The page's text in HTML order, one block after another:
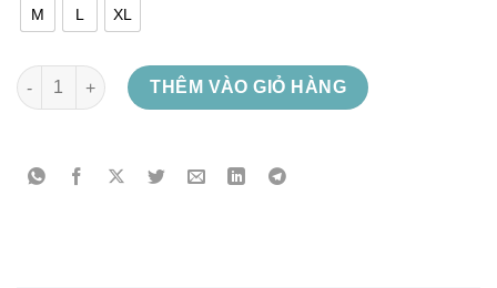
M L XL
Napalm Death - Siege of Power số lượng
THÊM VÀO GIỎ HÀNG